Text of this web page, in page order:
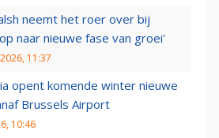
neemt het roer over bij
naar nieuwe fase van groei'
11:37
opent komende winter nieuwe
Brussels Airport
10:46